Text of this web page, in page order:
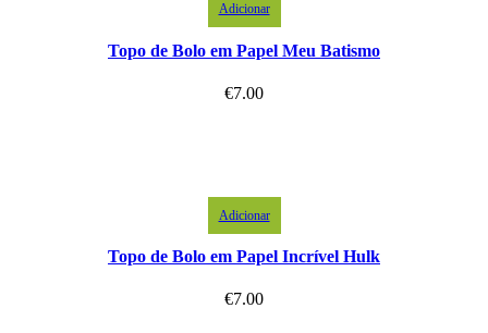
Adicionar
Topo de Bolo em Papel Meu Batismo
€7.00
Adicionar
Topo de Bolo em Papel Incrível Hulk
€7.00